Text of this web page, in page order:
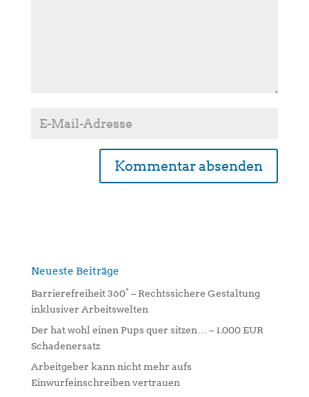
n
v
e
:
Neueste Beiträge
Barrierefreiheit 360° – Rechtssichere Gestaltung
inklusiver Arbeitswelten
Der hat wohl einen Pups quer sitzen… – 1.000 EUR
Schadenersatz
Arbeitgeber kann nicht mehr aufs
Einwurfeinschreiben vertrauen